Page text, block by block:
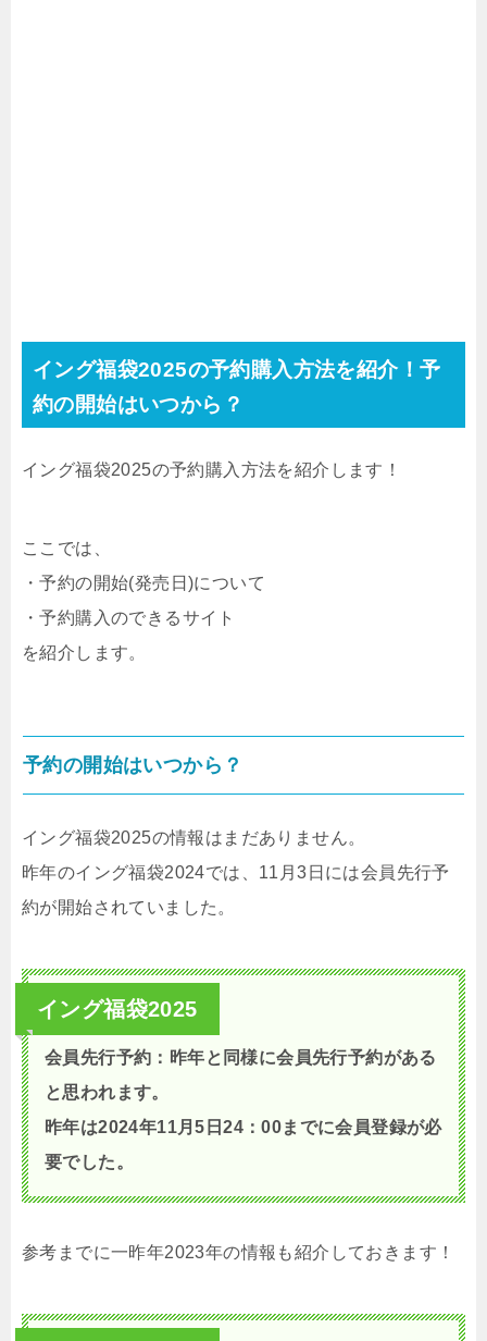
イング福袋2025の予約購入方法を紹介！予
約の開始はいつから？
イング福袋2025の予約購入方法を紹介します！
ここでは、
・予約の開始(発売日)について
・予約購入のできるサイト
を紹介します。
予約の開始はいつから？
イング福袋2025の情報はまだありません。
昨年のイング福袋2024では、11月3日には会員先行予
約が開始されていました。
イング福袋2025
会員先行予約：昨年と同様に会員先行予約がある
と思われます。
昨年は2024年11月5日24：00までに会員登録が必
要でした。
参考までに一昨年2023年の情報も紹介しておきます！